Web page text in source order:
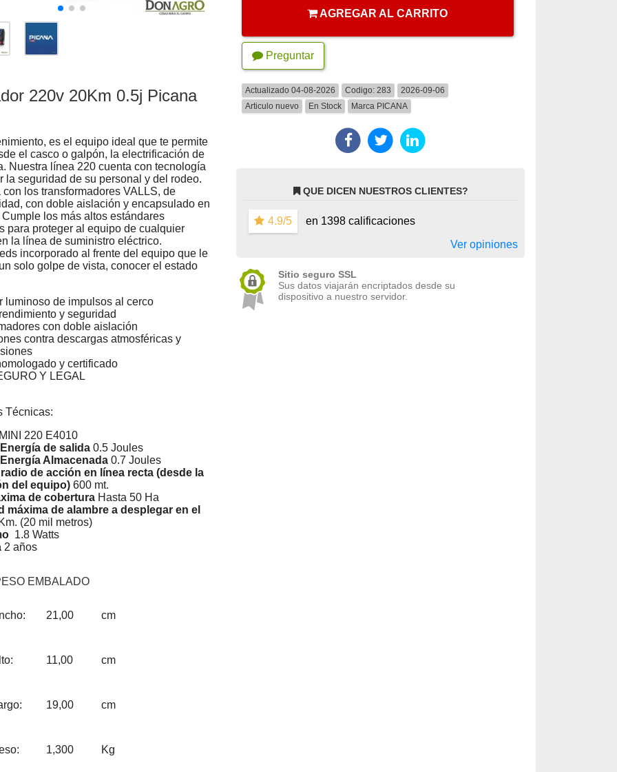
220v 20Km 0.5j Picana
es el equipo ideal que te permite
el casco o galpón, la electrificación de
Nuestra línea 220 cuenta con tecnología
la seguridad de su personal y del rodeo.
con los transformadores VALLS, de
con doble aislación y encapsulado en
los más altos estándares
para proteger al equipo de cualquier
la línea de suministro eléctrico.
incorporado al frente del equipo que le
solo golpe de vista, conocer el estado
luminoso de impulsos al cerco
y seguridad
con doble aislación
contra descargas atmosféricas y
y certificado
Y LEGAL
Técnicas:
MINI 220 E4010
de salida 0.5 Joules
Almacenada 0.7 Joules
radio de acción en línea recta (desde la
del equipo) 600 mt.
de cobertura Hasta 50 Ha
máxima de alambre a desplegar en el
(20 mil metros)
1.8 Watts
2 años
EMBALADO
21,00 cm
11,00 cm
19,00 cm
1,300 Kg
AGREGAR AL CARRITO
Preguntar
Actualizado 04-08-2026 Codigo:283
2026-09-06
Articulo nuevo
En Stock Marca PICANA
QUE DICEN NUESTROS CLIENTES?
4.9/5
en 1398 calificaciones
Ver opiniones
Sitio seguro SSL
Sus datos viajarán encriptados desde su
dispositivo a nuestro servidor.